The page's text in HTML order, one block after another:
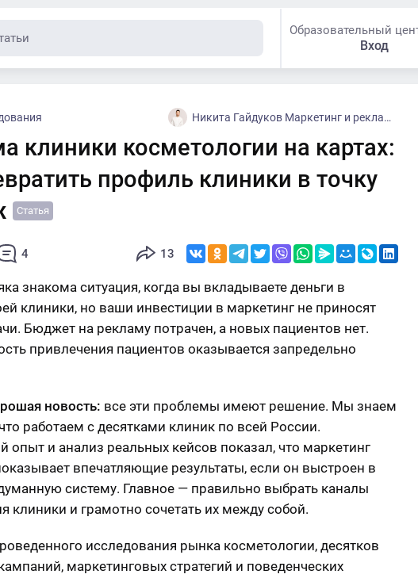
Образовательный
Вход
Никита Гайдуков Маркетинг и реклама для косметологии
клиники косметологии на картах:
профиль клиники в точку
Статья
4 13
знакома ситуация, когда вы вкладываете деньги в
клиники, но ваши инвестиции в маркетинг не приносят
Бюджет на рекламу потрачен, а новых пациентов нет.
привлечения пациентов оказывается запредельно
новость: все эти проблемы имеют решение. Мы знаем
работаем с десятками клиник по всей России.
опыт и анализ реальных кейсов показал, что маркетинг
впечатляющие результаты, если он выстроен в
систему. Главное — правильно выбрать каналы
клиники и грамотно сочетать их между собой.
исследования рынка косметологии, десятков
маркетинговых стратегий и поведенческих